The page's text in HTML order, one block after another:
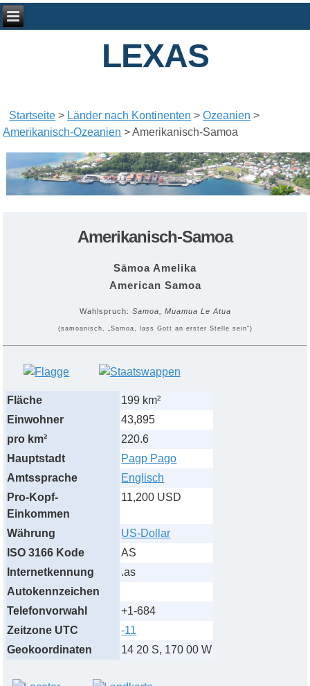
LEXAS
Startseite > Länder nach Kontinenten >Ozeanien >
Amerikanisch-Ozeanien >Amerikanisch-Samoa
Amerikanisch-Samoa
Sāmoa Amelika
American Samoa
Wahlspruch: Samoa, Muamua Le Atua
(samoanisch, „Samoa, lass Gott an erster Stelle sein“)
Fläche
199 km²
Einwohner
43,895
pro km²
220.6
Hauptstadt
Pagp Pago
Amtssprache
Englisch
Pro-Kopf-
Einkommen
11,200 USD
Währung
US-Dollar
ISO 3166 Kode
AS
Internetkennung
.as
Autokennzeichen
Telefonvorwahl
+1-684
Zeitzone UTC
-11
Geokoordinaten
14 20 S, 170 00 W